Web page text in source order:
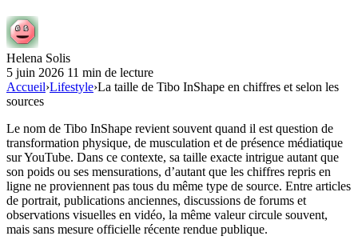
Helena Solis
5 juin 2026 11 min de lecture
Accueil›Lifestyle›La taille de Tibo InShape en chiffres et selon les
sources
Le nom de Tibo InShape revient souvent quand il est question de
transformation physique, de musculation et de présence médiatique
sur YouTube. Dans ce contexte, sa taille exacte intrigue autant que
son poids ou ses mensurations, d’autant que les chiffres repris en
ligne ne proviennent pas tous du même type de source. Entre articles
de portrait, publications anciennes, discussions de forums et
observations visuelles en vidéo, la même valeur circule souvent,
mais sans mesure officielle récente rendue publique.